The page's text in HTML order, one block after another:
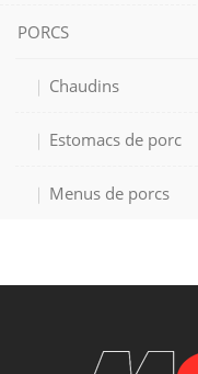
PORCS
Chaudins
Estomacs de porc
Menus de porcs